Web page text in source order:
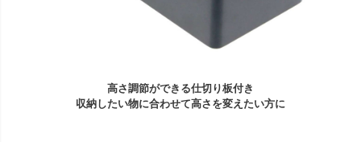
高さ調節ができる仕切り板付き
収納したい物に合わせて高さを変えたい方に